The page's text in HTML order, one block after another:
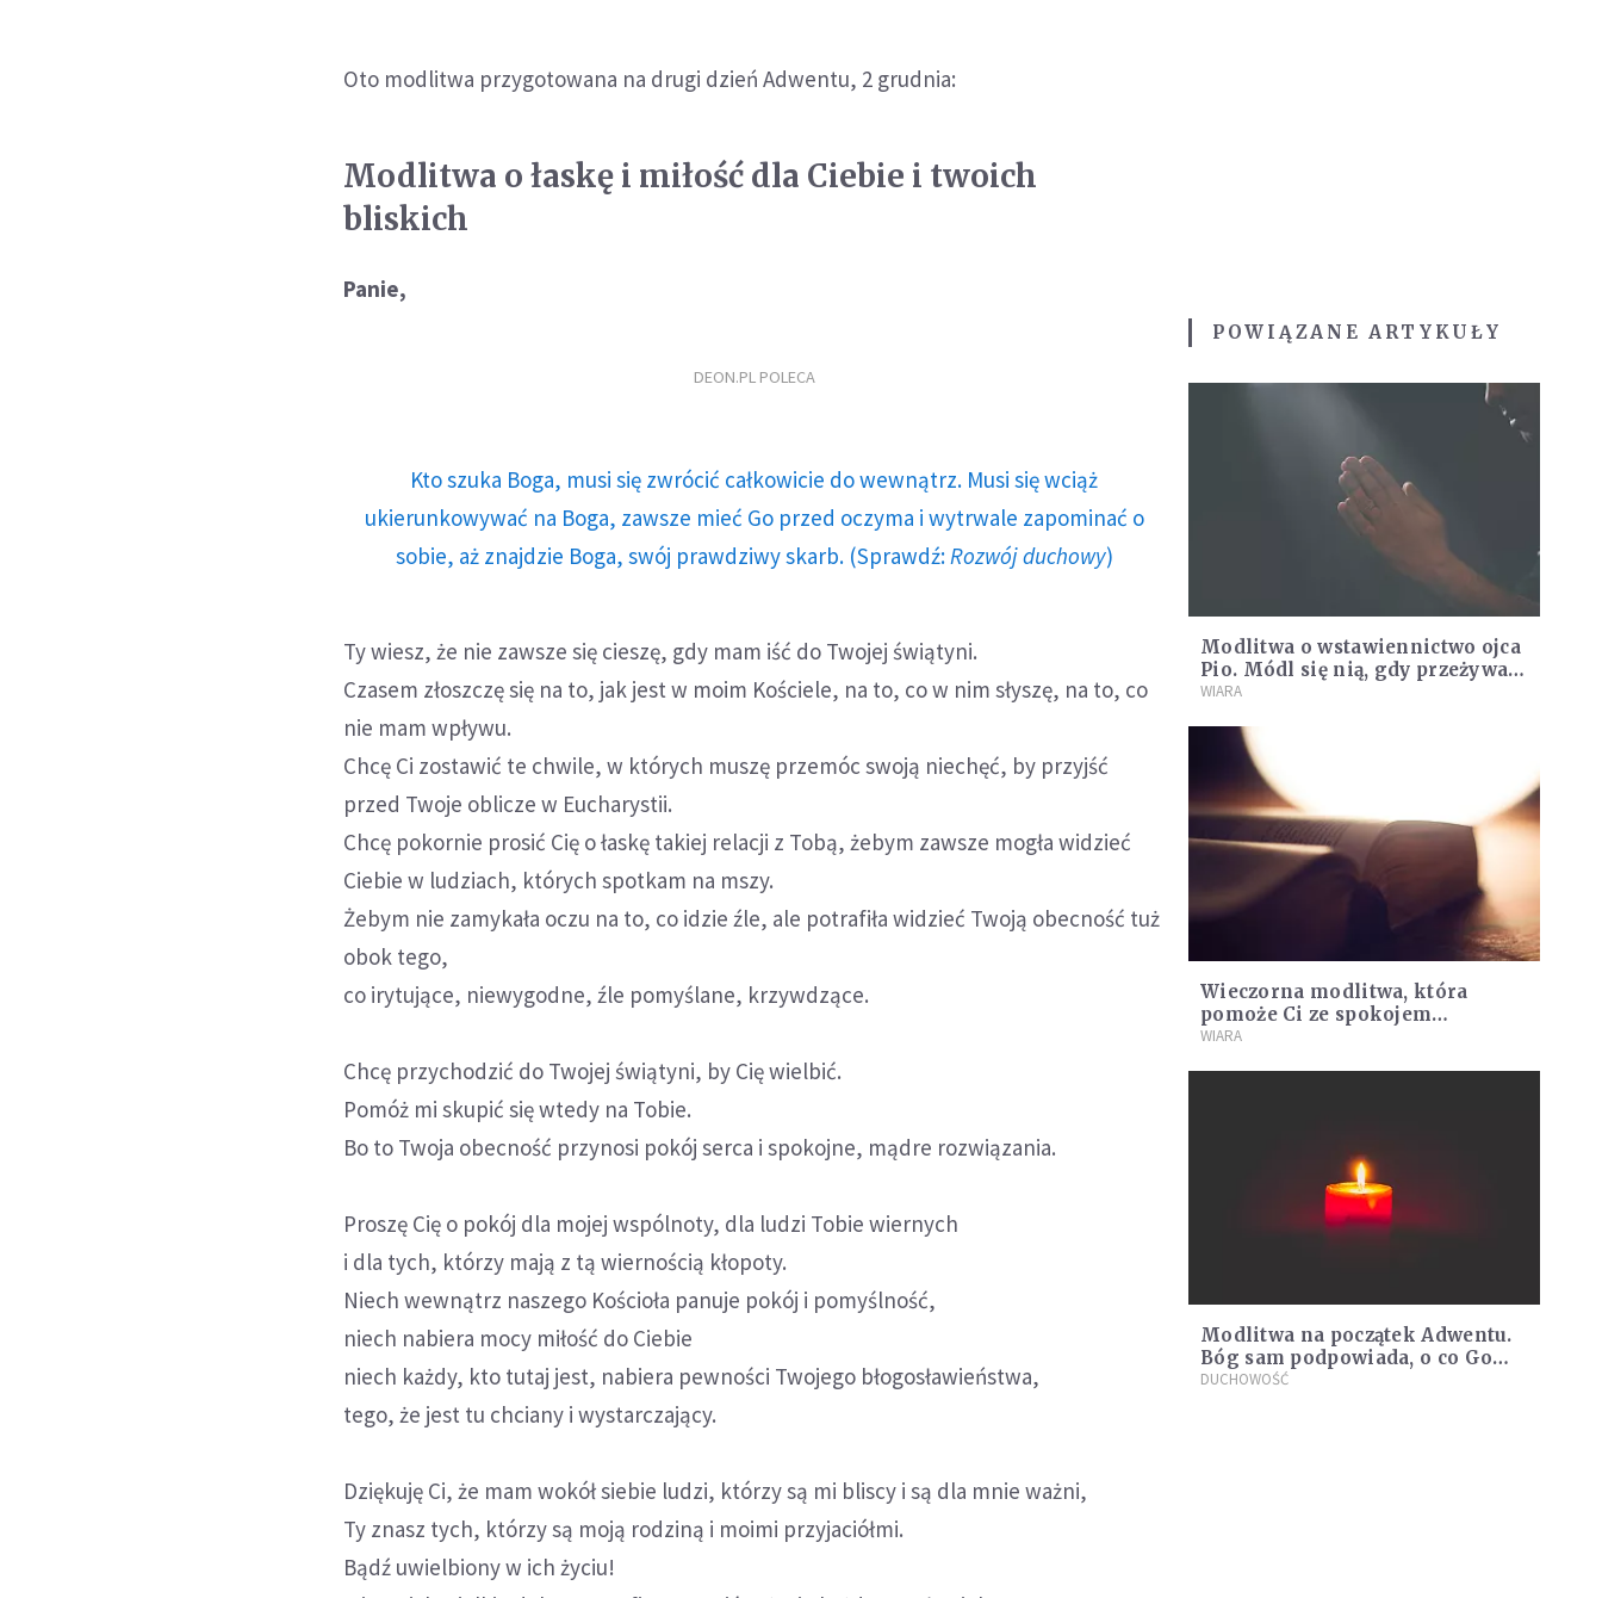
Oto modlitwa przygotowana na drugi dzień Adwentu, 2 grudnia:
Modlitwa o łaskę i miłość dla Ciebie i twoich
bliskich
Panie,
DEON.PL POLECA
Kto szuka Boga, musi się zwrócić całkowicie do wewnątrz. Musi się wciąż
ukierunkowywać na Boga, zawsze mieć Go przed oczyma i wytrwale zapominać o
sobie, aż znajdzie Boga, swój prawdziwy skarb. (Sprawdź: Rozwój duchowy)
Ty wiesz, że nie zawsze się cieszę, gdy mam iść do Twojej świątyni.
Czasem złoszczę się na to, jak jest w moim Kościele, na to, co w nim słyszę, na to, co
nie mam wpływu.
Chcę Ci zostawić te chwile, w których muszę przemóc swoją niechęć, by przyjść
przed Twoje oblicze w Eucharystii.
Chcę pokornie prosić Cię o łaskę takiej relacji z Tobą, żebym zawsze mogła widzieć
Ciebie w ludziach, których spotkam na mszy.
Żebym nie zamykała oczu na to, co idzie źle, ale potrafiła widzieć Twoją obecność tuż
obok tego,
co irytujące, niewygodne, źle pomyślane, krzywdzące.
Chcę przychodzić do Twojej świątyni, by Cię wielbić.
Pomóż mi skupić się wtedy na Tobie.
Bo to Twoja obecność przynosi pokój serca i spokojne, mądre rozwiązania.
Proszę Cię o pokój dla mojej wspólnoty, dla ludzi Tobie wiernych
i dla tych, którzy mają z tą wiernością kłopoty.
Niech wewnątrz naszego Kościoła panuje pokój i pomyślność,
niech nabiera mocy miłość do Ciebie
niech każdy, kto tutaj jest, nabiera pewności Twojego błogosławieństwa,
tego, że jest tu chciany i wystarczający.
Dziękuję Ci, że mam wokół siebie ludzi, którzy są mi bliscy i są dla mnie ważni,
Ty znasz tych, którzy są moją rodziną i moimi przyjaciółmi.
Bądź uwielbiony w ich życiu!
POWIĄZANE ARTYKUŁY
Modlitwa o wstawiennictwo ojca
Pio. Módl się nią, gdy przeżywasz
ciężki czas
WIARA
Wieczorna modlitwa, która
pomoże Ci ze spokojem
zakończyć dzień
WIARA
Modlitwa na początek Adwentu.
Bóg sam podpowiada, o co Go
prosić
DUCHOWOŚĆ